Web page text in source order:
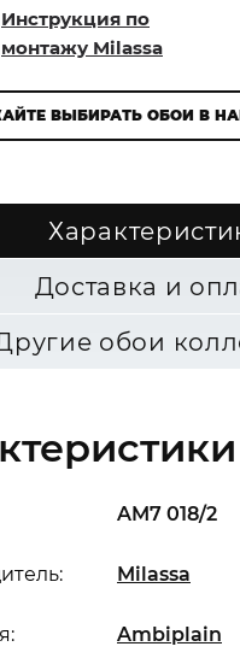
Инструкция по
монтажу Milassa
ВЫБИРАТЬ ОБОИ В
Доставка и
обои
AM7 018/2
Milassa
Ambiplain